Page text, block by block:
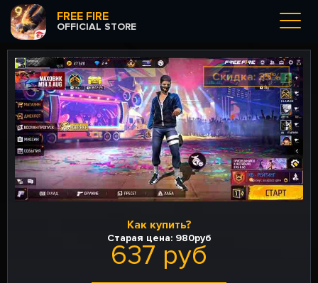
FREE FIRE
OFFICIAL STORE
Скидка: 35%
Как купить?
Старая цена: 980руб
637 руб